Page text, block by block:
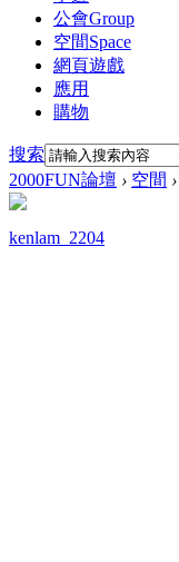
公會Group
空間Space
網頁遊戲
應用
購物
搜索
2000FUN論壇 › 空間 ›
kenlam_2204